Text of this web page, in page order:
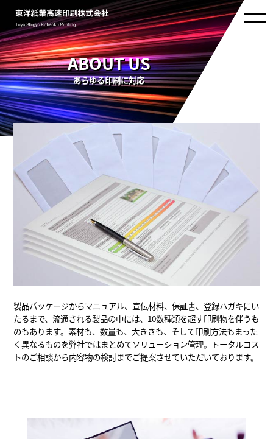
ABOUT US
あらゆる印刷に対応
製品パッケージからマニュアル、宣伝材料、保証書、登録ハガキにい
たるまで、流通される製品の中には、10数種類を超す印刷物を伴うも
のもあります。素材も、数量も、大きさも、そして印刷方法もまった
く異なるものを弊社ではまとめてソリューション管理。トータルコス
トのご相談から内容物の検討までご提案させていただいております。